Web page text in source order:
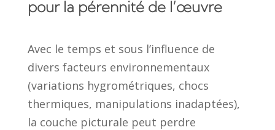
pour la pérennité de l’œuvre
Avec le temps et sous l’influence de
divers facteurs environnementaux
(variations hygrométriques, chocs
thermiques, manipulations inadaptées),
la couche picturale peut perdre